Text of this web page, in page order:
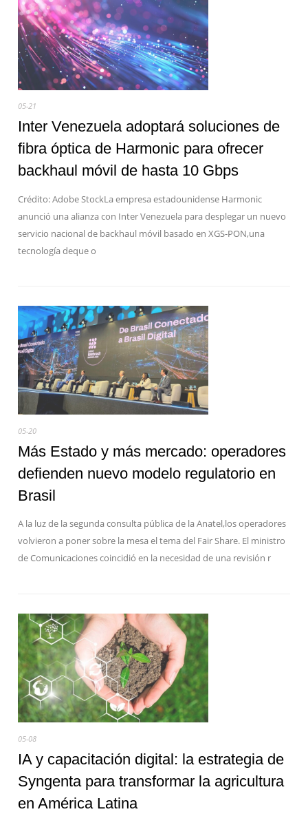
05-21
Inter Venezuela adoptará soluciones de
fibra óptica de Harmonic para ofrecer
backhaul móvil de hasta 10 Gbps
Crédito: Adobe StockLa empresa estadounidense Harmonic
anunció una alianza con Inter Venezuela para desplegar un nuevo
servicio nacional de backhaul móvil basado en XGS-PON,una
tecnología deque o
05-20
Más Estado y más mercado: operadores
defienden nuevo modelo regulatorio en
Brasil
A la luz de la segunda consulta pública de la Anatel,los operadores
volvieron a poner sobre la mesa el tema del Fair Share. El ministro
de Comunicaciones coincidió en la necesidad de una revisión r
05-08
IA y capacitación digital: la estrategia de
Syngenta para transformar la agricultura
en América Latina